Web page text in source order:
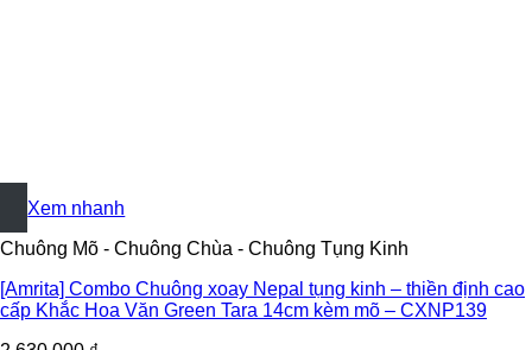
+
Xem nhanh
Chuông Mõ - Chuông Chùa - Chuông Tụng Kinh
[Amrita] Combo Chuông xoay Nepal tụng kinh – thiền định cao
cấp Khắc Hoa Văn Green Tara 14cm kèm mõ – CXNP139